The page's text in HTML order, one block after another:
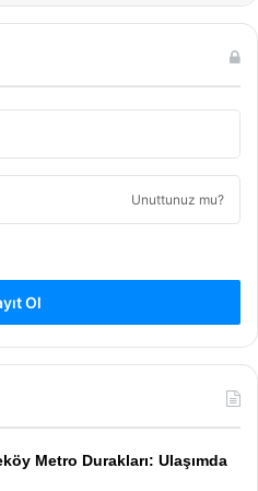
Unuttunuz mu?
Ol
Metro Durakları: Ulaşımda